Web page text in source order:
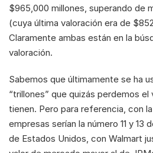
$965,000 millones, superando de
(cuya última valoración era de
Claramente ambas están en la
valoración.
Sabemos que últimamente se ha
“trillones” que quizás perdemos
tienen. Pero para referencia, con
empresas serían la número 11 y 13
de Estados Unidos, con Walmart